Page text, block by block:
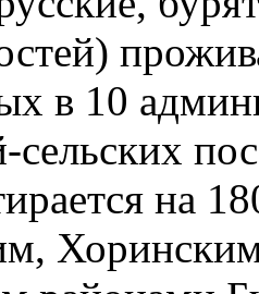
в 10
сельских
на